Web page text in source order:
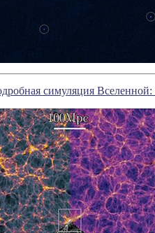
симуляция Вселенной: